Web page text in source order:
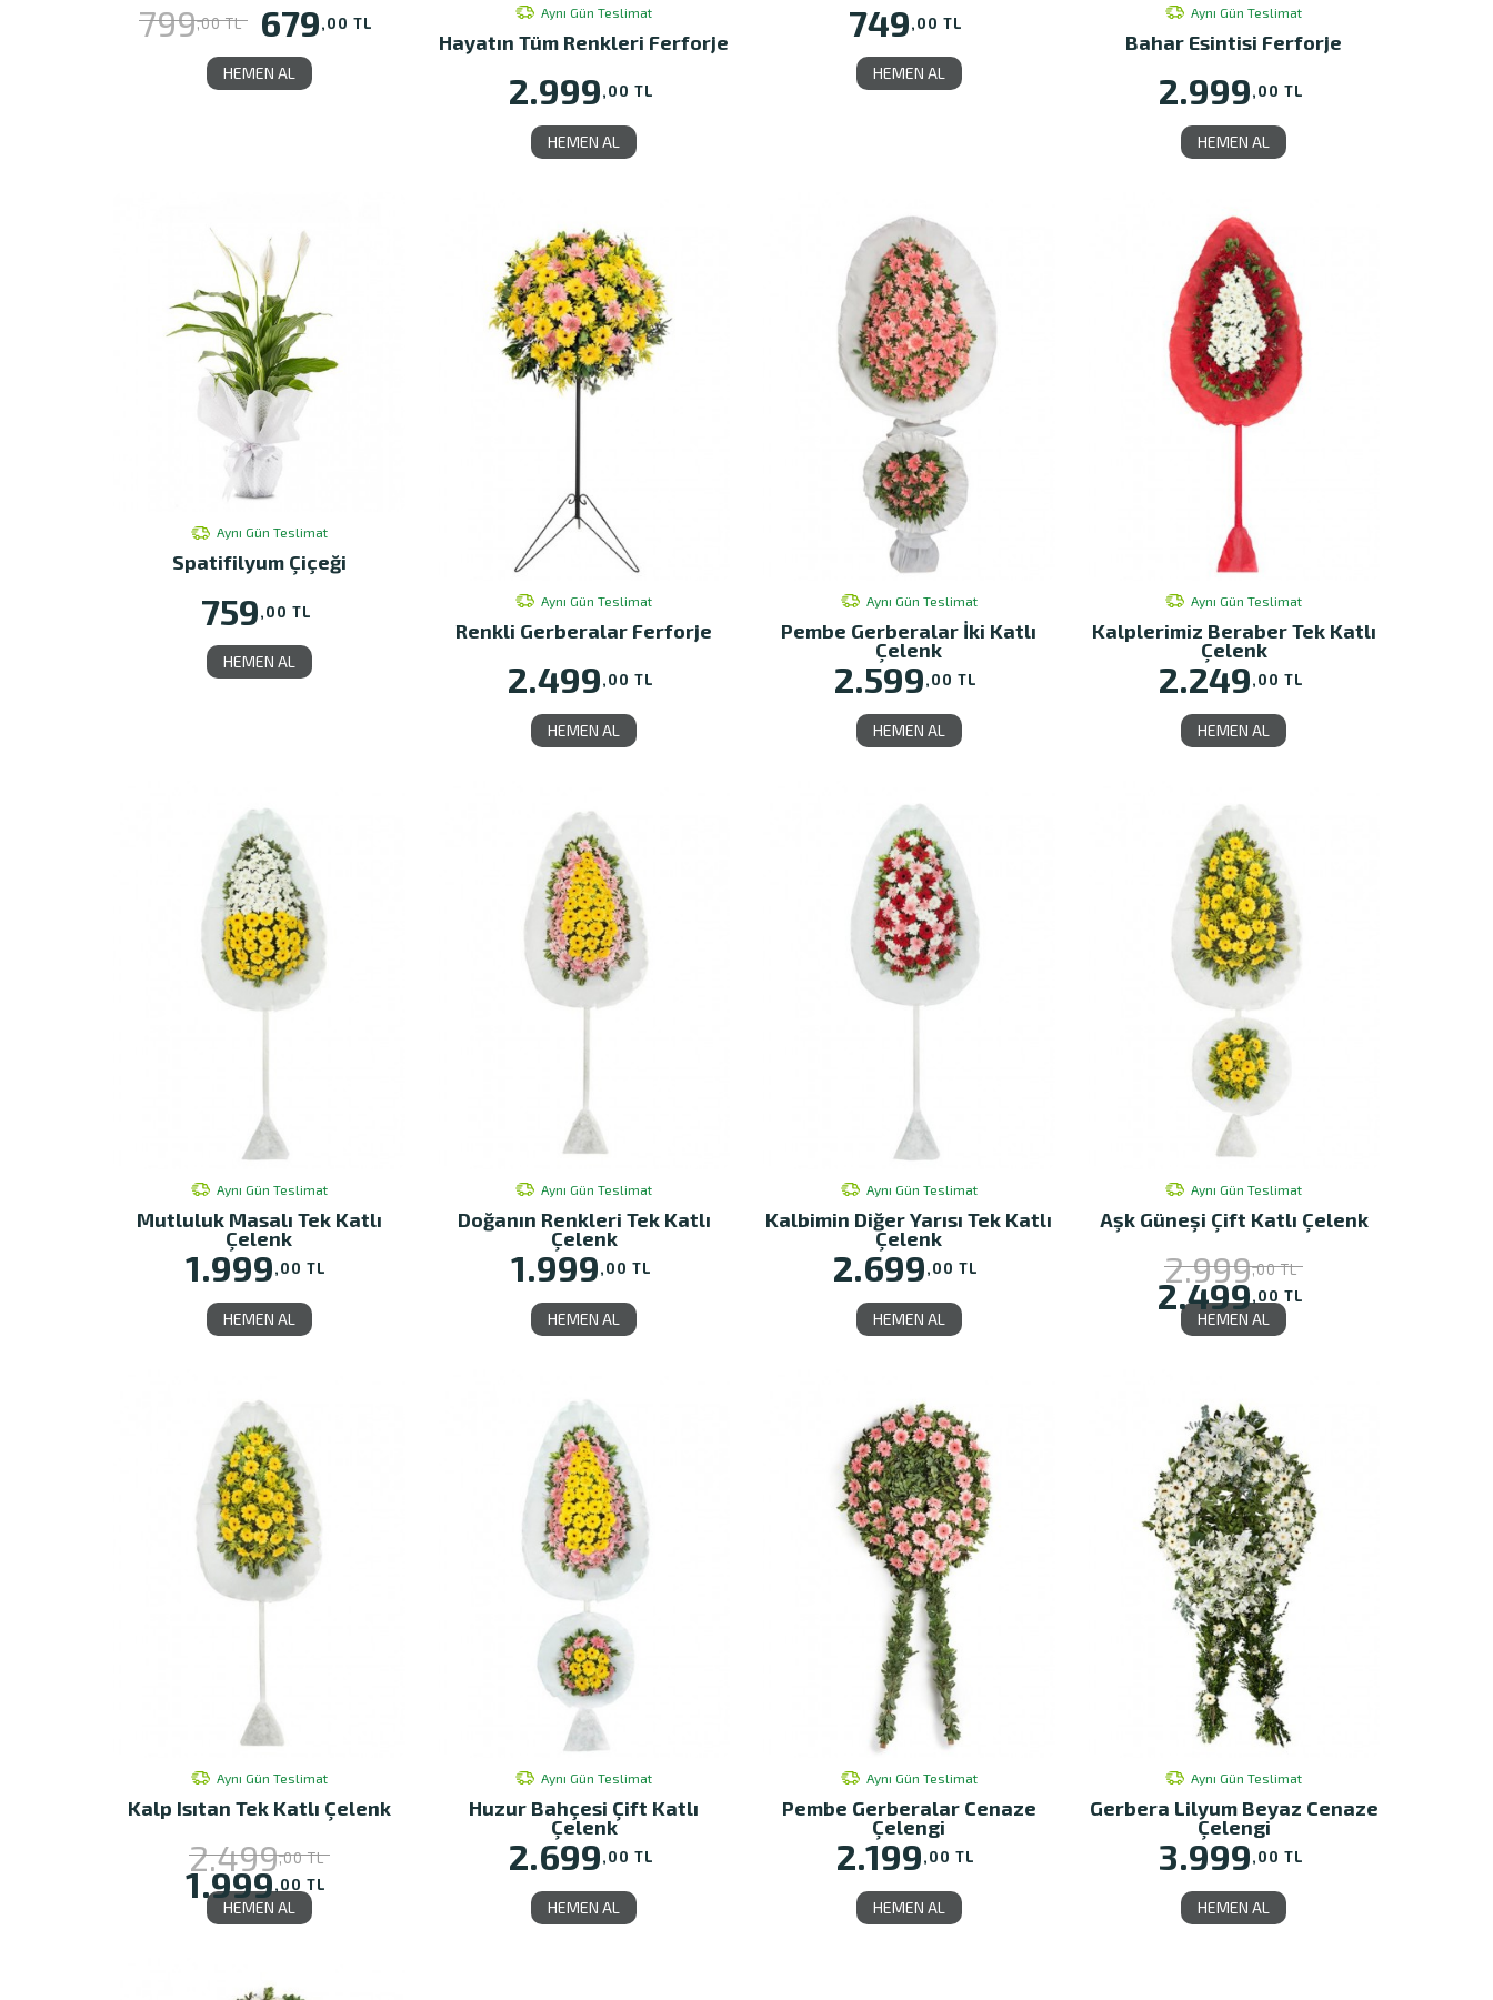
799,00 TL 679,00 TL
HEMEN AL
Aynı Gün Teslimat
Hayatın Tüm Renkleri Ferforje
2.999,00 TL
HEMEN AL
749,00 TL
HEMEN AL
Aynı Gün Teslimat
Bahar Esintisi Ferforje
2.999,00 TL
HEMEN AL
Aynı Gün Teslimat
Spatifilyum Çiçeği
759,00 TL
HEMEN AL
Aynı Gün Teslimat
Renkli Gerberalar Ferforje
2.499,00 TL
HEMEN AL
Aynı Gün Teslimat
Pembe Gerberalar İki Katlı
Çelenk
2.599,00 TL
HEMEN AL
Aynı Gün Teslimat
Kalplerimiz Beraber Tek Katlı
Çelenk
2.249,00 TL
HEMEN AL
Aynı Gün Teslimat
Mutluluk Masalı Tek Katlı
Çelenk
1.999,00 TL
HEMEN AL
Aynı Gün Teslimat
Doğanın Renkleri Tek Katlı
Çelenk
1.999,00 TL
HEMEN AL
Aynı Gün Teslimat
Kalbimin Diğer Yarısı Tek Katlı
Çelenk
2.699,00 TL
HEMEN AL
Aynı Gün Teslimat
Aşk Güneşi Çift Katlı Çelenk
2.999,00 TL
2.499,00 TL
HEMEN AL
Aynı Gün Teslimat
Kalp Isıtan Tek Katlı Çelenk
2.499,00 TL
1.999,00 TL
HEMEN AL
Aynı Gün Teslimat
Huzur Bahçesi Çift Katlı
Çelenk
2.699,00 TL
HEMEN AL
Aynı Gün Teslimat
Pembe Gerberalar Cenaze
Çelengi
2.199,00 TL
HEMEN AL
Aynı Gün Teslimat
Gerbera Lilyum Beyaz Cenaze
Çelengi
3.999,00 TL
HEMEN AL